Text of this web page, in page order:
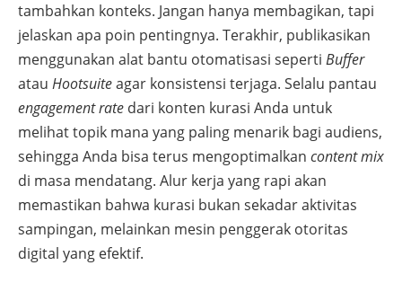
tambahkan konteks. Jangan hanya membagikan, tapi
jelaskan apa poin pentingnya. Terakhir, publikasikan
menggunakan alat bantu otomatisasi seperti Buffer
atau Hootsuiteagar konsistensi terjaga. Selalu pantau
engagement rate dari konten kurasi Anda untuk
melihat topik mana yang paling menarik bagi audiens,
sehingga Anda bisa terus mengoptimalkan content mix
di masa mendatang. Alur kerja yang rapi akan
memastikan bahwa kurasi bukan sekadar aktivitas
sampingan, melainkan mesin penggerak otoritas
digital yang efektif.